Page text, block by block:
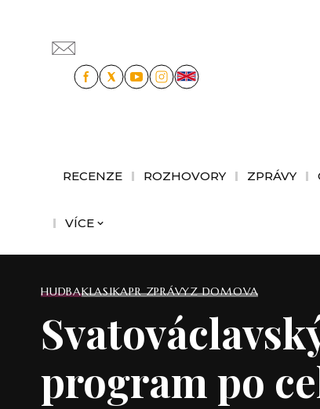
RECENZE ROZHOVORY ZPRÁVY
VÍCE
HUDBAKLASIKAPR ZPRÁVYZ DOMOVA
program po